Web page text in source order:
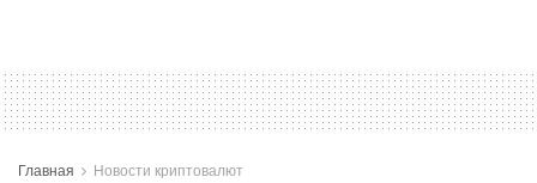
Главная Новости криптовалют